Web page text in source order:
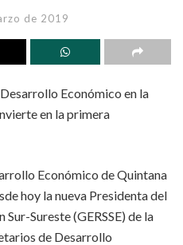
de 2019
Económico en la
en la primera
Económico de Quintana
hoy la nueva Presidenta del
Sureste (GERSSE) de la
de Desarrollo